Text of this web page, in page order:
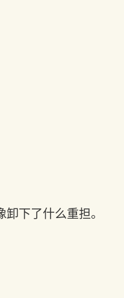
下了什么重担。